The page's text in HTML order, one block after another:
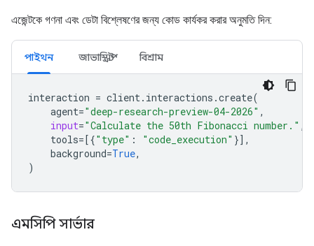
এজেন্টকে গণনা এবং ডেটা বিশ্লেষণের জন্য কোড কার্যকর করার অনুমতি দিন:
পাইথন জাভাস্ক্রিপ্ট বিশ্রাম
interaction = client. interactions .create(
agent="deep-research-preview-04-2026" ,
input="Calculate the 50th Fibonacci number." ,
tools=[{"type" : "code_execution" }],
background=True,
)
এমসিপি সার্ভার